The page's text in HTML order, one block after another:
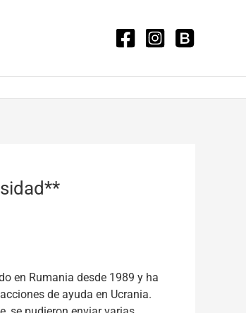
en Rumania desde 1989 y ha
de ayuda en Ucrania.